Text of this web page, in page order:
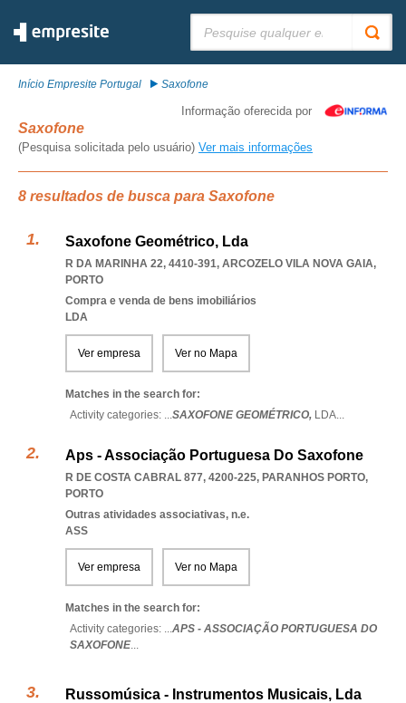
Início Empresite Portugal Saxofone
Informação oferecida por
Saxofone
(Pesquisa solicitada pelo usuário) Ver mais informações
8 resultados de busca para Saxofone
Saxofone Geométrico, Lda
R DA MARINHA 22, 4410-391, ARCOZELO VILA NOVA GAIA,
PORTO
Compra e venda de bens imobiliários
LDA
Ver empresa Ver no Mapa
Matches in the search for:
Activity categories: ...SAXOFONE GEOMÉTRICO, LDA...
Aps - Associação Portuguesa Do Saxofone
R DE COSTA CABRAL 877, 4200-225, PARANHOS PORTO,
PORTO
Outras atividades associativas, n.e.
ASS
Ver empresa Ver no Mapa
Matches in the search for:
Activity categories: ...APS - ASSOCIAÇÃO PORTUGUESA DO
SAXOFONE...
Russomúsica - Instrumentos Musicais, Lda